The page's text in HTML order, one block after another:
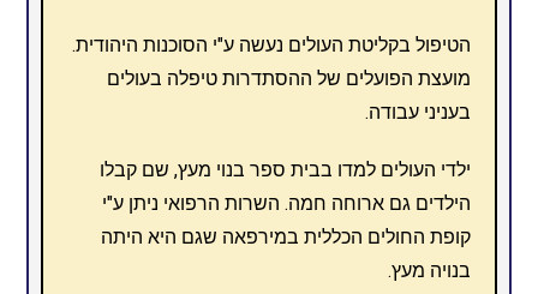
הטיפול בקליטת העולים נעשה ע"י הסוכנות היהודית.
מועצת הפועלים של ההסתדרות טיפלה בעולים
בעניני עבודה.
ילדי העולים למדו בבית ספר בנוי מעץ, שם קבלו
הילדים גם ארוחה חמה. השרות הרפואי ניתן ע"י
קופת החולים הכללית במירפאה שגם היא היתה
בנויה מעץ.